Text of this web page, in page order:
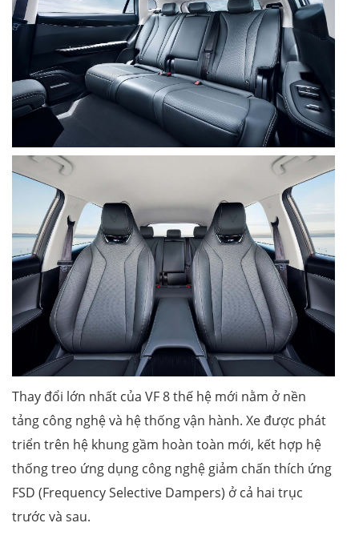
Thay đổi lớn nhất của VF 8 thế hệ mới nằm ở nền
tảng công nghệ và hệ thống vận hành. Xe được phát
triển trên hệ khung gầm hoàn toàn mới, kết hợp hệ
thống treo ứng dụng công nghệ giảm chấn thích ứng
FSD (Frequency Selective Dampers) ở cả hai trục
trước và sau.